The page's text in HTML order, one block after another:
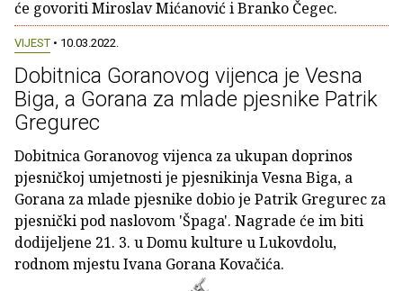
će govoriti Miroslav Mićanović i Branko Čegec.
VIJEST • 10.03.2022.
Dobitnica Goranovog vijenca je Vesna
Biga, a Gorana za mlade pjesnike Patrik
Gregurec
Dobitnica Goranovog vijenca za ukupan doprinos
pjesničkoj umjetnosti je pjesnikinja Vesna Biga, a
Gorana za mlade pjesnike dobio je Patrik Gregurec za
pjesnički pod naslovom 'Špaga'. Nagrade će im biti
dodijeljene 21. 3. u Domu kulture u Lukovdolu,
rodnom mjestu Ivana Gorana Kovačića.